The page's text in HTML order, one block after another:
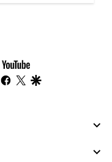
youtube-
footer
instagram
facebook
twitter